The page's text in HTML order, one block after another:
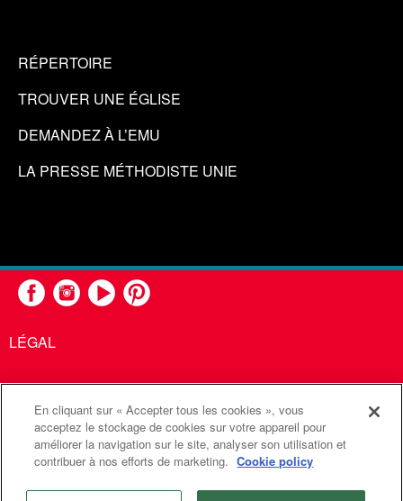
RÉPERTOIRE
TROUVER UNE ÉGLISE
DEMANDEZ À L’EMU
LA PRESSE MÉTHODISTE UNIE
LÉGAL
United Methodist Communications est une agence de l'Église
Méthodiste Unie
Communications Méthodistes Unies. Tous droits
réservés
En cliquant sur « Accepter tous les cookies », vous
acceptez le stockage de cookies sur votre appareil pour
améliorer la navigation sur le site, analyser son utilisation et
contribuer à nos efforts de marketing. Cookie policy